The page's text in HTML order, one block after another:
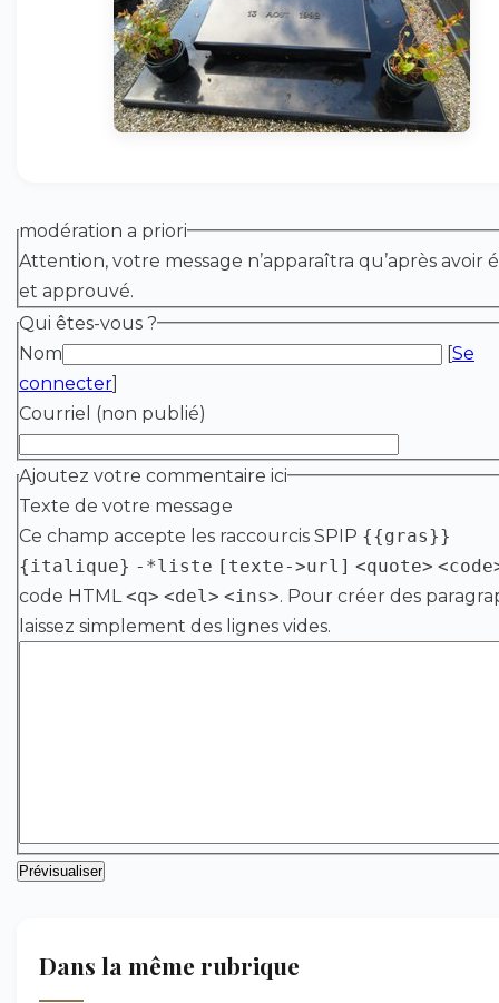
modération a priori
Attention, votre message n’apparaîtra qu’après avoir
et approuvé.
Qui êtes-vous ?
Nom
[Se
connecter]
Courriel (non publié)
Ajoutez votre commentaire ici
Texte de votre message
Ce champ accepte les raccourcis SPIP {{gras}}
{italique} -*liste [texte->url] <quote>
code HTML <q> <del> <ins>. Pour créer des
laissez simplement des lignes vides.
Dans la même rubrique